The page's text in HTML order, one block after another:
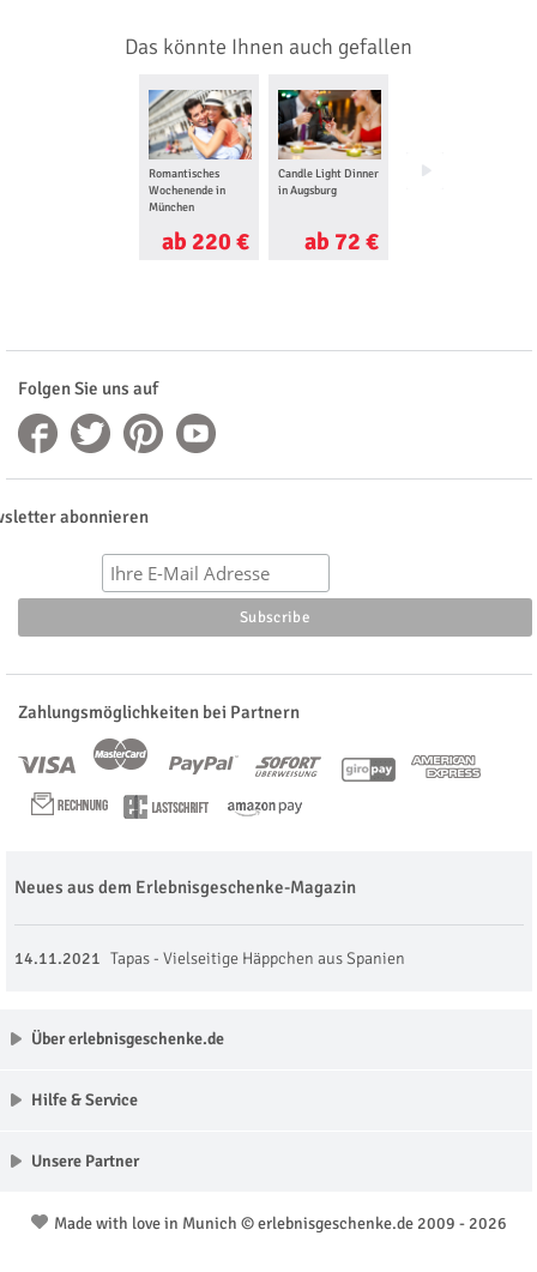
Das könnte Ihnen auch gefallen
Romantisches
Wochenende in
München
ab 220 €
Candle Light Dinner
in Augsburg
ab 72 €
Foto Tour in
Folgen Sie uns auf
abonnieren
Zahlungsmöglichkeiten bei Partnern
Neues aus dem Erlebnisgeschenke-Magazin
14.11.2021 Tapas - Vielseitige Häppchen aus Spanien
Über erlebnisgeschenke.de
Hilfe & Service
Unsere Partner
Made with love in Munich © erlebnisgeschenke.de 2009 - 2026